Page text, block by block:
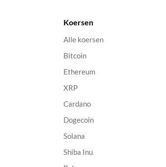
Koersen
Alle koersen
Bitcoin
Ethereum
XRP
Cardano
Dogecoin
Solana
Shiba Inu